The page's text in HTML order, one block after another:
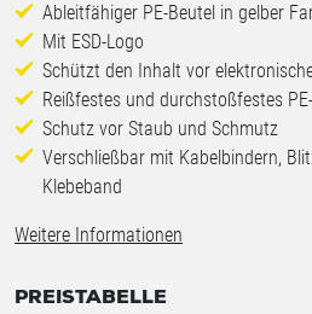
Ableitfähiger PE-Beutel in gelber
Mit ESD-Logo
Schützt den Inhalt vor
Reißfestes und durchstoßfestes
Schutz vor Staub und Schmutz
Verschließbar mit Kabelbindern,
Klebeband
Weitere Informationen
PREISTABELLE